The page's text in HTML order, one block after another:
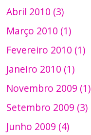
Abril 2010 (3)
Março 2010 (1)
Fevereiro 2010 (1)
Janeiro 2010 (1)
Novembro 2009 (1)
Setembro 2009 (3)
Junho 2009 (4)